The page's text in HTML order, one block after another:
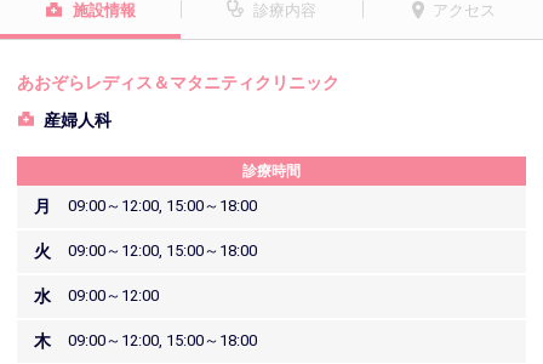
施設情報 診療内容 アクセス
あおぞらレディス＆マタニティクリニック
産婦人科
診療時間
月 09:00～12:00, 15:00～18:00
火 09:00～12:00, 15:00～18:00
水 09:00～12:00
木 09:00～12:00, 15:00～18:00